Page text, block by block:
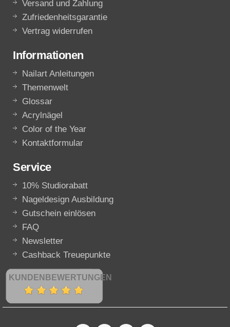
Versand und Zahlung
Zufriedenheitsgarantie
Vertrag widerrufen
Informationen
Nailart Anleitungen
Themenwelt
Glossar
Acrylnägel
Color of the Year
Kontaktformular
Service
10% Studiorabatt
Nageldesign Ausbildung
Gutschein einlösen
FAQ
Newsletter
Cashback Treuepunkte
KUNDENBEWERTUNGEN